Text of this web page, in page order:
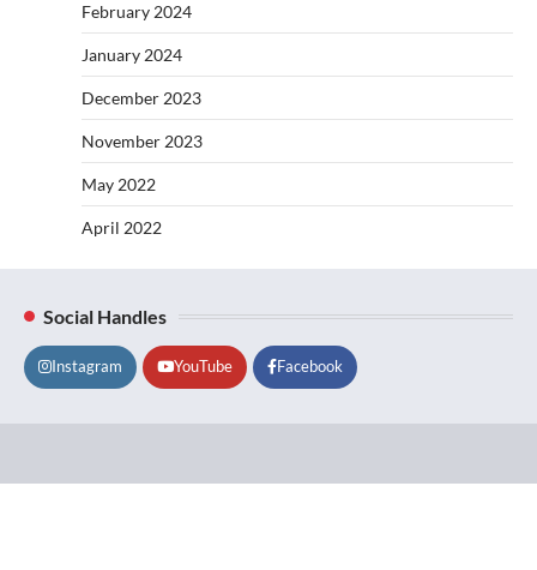
February 2024
January 2024
December 2023
November 2023
May 2022
April 2022
Social Handles
Instagram YouTube Facebook